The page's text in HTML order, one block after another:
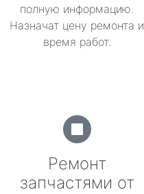
полную информацию.
Назначат цену ремонта и
время работ.
Ремонт
запчастями от